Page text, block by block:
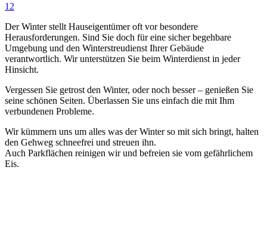
1 2
Der Winter stellt Hauseigentümer oft vor besondere
Herausforderungen. Sind Sie doch für eine sicher begehbare
Umgebung und den Winterstreudienst Ihrer Gebäude
verantwortlich. Wir unterstützen Sie beim Winterdienst in jeder
Hinsicht.
Vergessen Sie getrost den Winter, oder noch besser – genießen Sie
seine schönen Seiten. Überlassen Sie uns einfach die mit Ihm
verbundenen Probleme.
Wir kümmern uns um alles was der Winter so mit sich bringt, halten
den Gehweg schneefrei und streuen ihn.
Auch Parkflächen reinigen wir und befreien sie vom gefährlichem
Eis.